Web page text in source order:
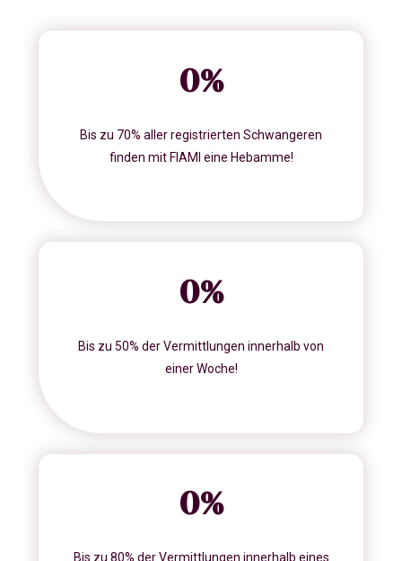
0%
Bis zu 70% aller registrierten Schwangeren
finden mit FIAMI eine Hebamme!
0%
Bis zu 50% der Vermittlungen innerhalb von
einer Woche!
0%
Bis zu 80% der Vermittlungen innerhalb eines